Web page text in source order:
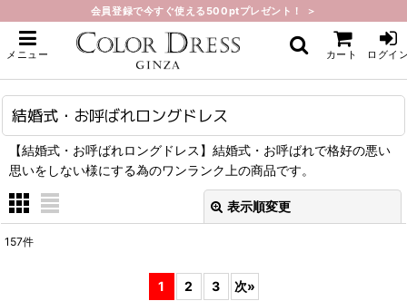
会員登録で今すぐ使える500ptプレゼント！ ＞
メニュー カート ログイ
ホーム > 結婚式・お呼ばれロングドレス
結婚式・お呼ばれロングドレス
【結婚式・お呼ばれロングドレス】結婚式・お呼ばれで格好の悪い
思いをしない様にする為のワンランク上の商品です。
表示順変更
157件
1 2 3 次»